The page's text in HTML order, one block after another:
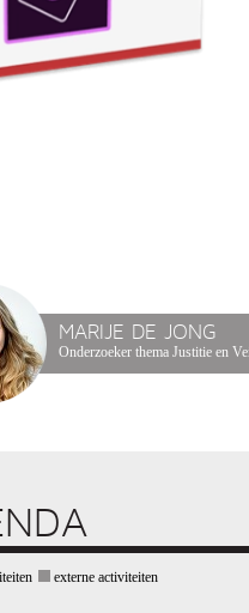
MARIJE DE JONG
Onderzoeker thema Justitie en
externe activiteiten